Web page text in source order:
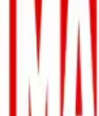
『
MARVEL & you
入荷予定店舗(全5店舗)
川崎店 浦和店
ご利用上のお願い